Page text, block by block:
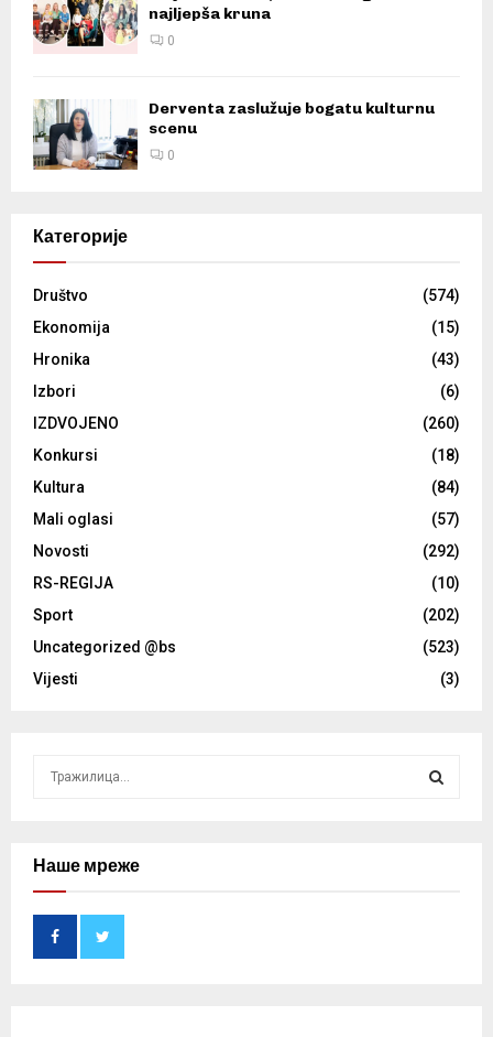
najljepša kruna
0
Derventa zaslužuje bogatu kulturnu
scenu
0
Категорије
Društvo
(574)
Ekonomija
(15)
Hronika
(43)
Izbori
(6)
IZDVOJENO
(260)
Konkursi
(18)
Kultura
(84)
Mali oglasi
(57)
Novosti
(292)
RS-REGIJA
(10)
Sport
(202)
Uncategorized @bs
(523)
Vijesti
(3)
cНаше мреже